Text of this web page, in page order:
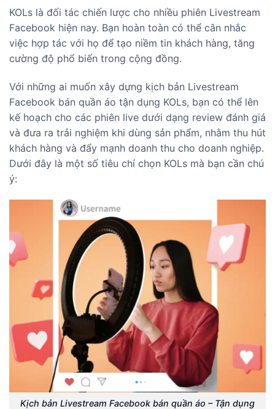
KOLs là đối tác chiến lược cho nhiều phiên Livestream
Facebook hiện nay. Bạn hoàn toàn có thể cân nhắc
việc hợp tác với họ để tạo niềm tin khách hàng, tăng
cường độ phổ biến trong cộng đồng.
Với những ai muốn xây dựng kịch bản Livestream
Facebook bán quần áo tận dụng KOLs, bạn có thể lên
kế hoạch cho các phiên live dưới dạng review đánh giá
và đưa ra trải nghiệm khi dùng sản phẩm, nhằm thu hút
khách hàng và đẩy mạnh doanh thu cho doanh nghiệp.
Dưới đây là một số tiêu chí chọn KOLs mà bạn cần chú
ý:
Kịch bản Livestream Facebook bán quần áo – Tận dụng